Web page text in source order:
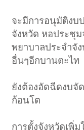
จะมีการอนุมัติงบ
จังหวัด หอประชุม
พยาบาลประจำจั
อื่นๆอีกบานตะไท
ยังต้องอัดฉีดงบจั
ก้อนโต
การตั้งจังหวัดเพิ่